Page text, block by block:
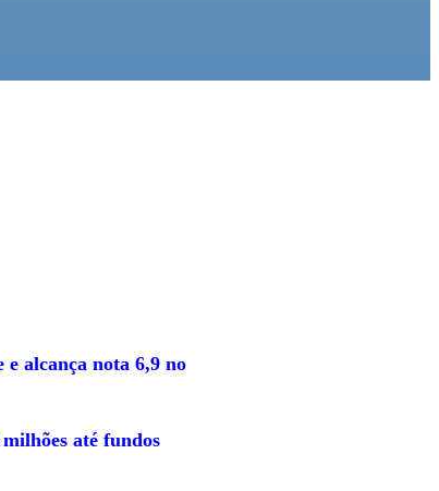
e alcança nota 6,9 no
até fundos